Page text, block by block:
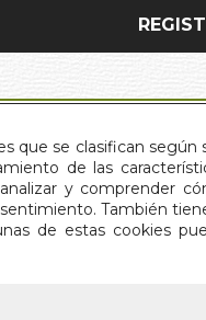
que se clasifican según
de las
y comprender
También
de estas cookies
CONTACTO